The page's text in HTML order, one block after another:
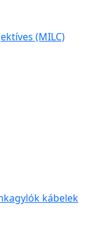
(MILC)
kábelek